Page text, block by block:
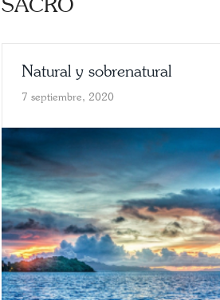
SACRO
Natural y sobrenatural
7 septiembre, 2020